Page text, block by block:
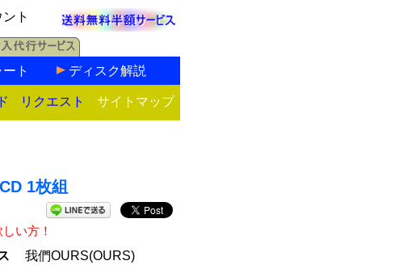
ト
ト ディスク解説
リクエスト サイトマップ
1枚組
い方！
我們OURS(OURS)